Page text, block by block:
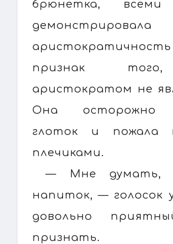
брюнетка, всеми
демонстрировала
признак
аристократом не
Она осторожно
глоток и пожала
плечиками.
— Мне думать,
напиток, — голосок
довольно
признать.